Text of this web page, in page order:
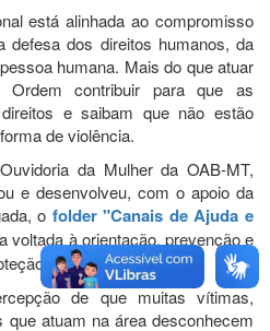
está alinhada ao compromisso
defesa dos direitos humanos, da
humana. Mais do que atuar
Ordem contribuir para que as
e saibam que não estão
de violência.
da Mulher da OAB-MT,
e desenvolveu, com o apoio da
o folder "Canais de Ajuda e
voltada à orientação, prevenção e
às mulheres.
de que muitas vítimas,
atuam na área desconhecem